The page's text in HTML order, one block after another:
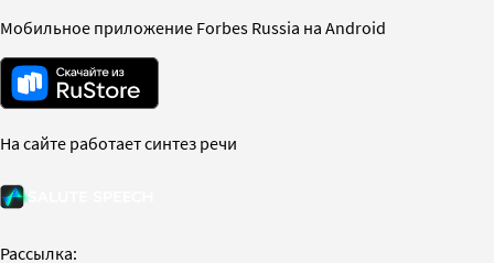
Мобильное приложение Forbes Russia на Android
На сайте работает синтез речи
Рассылка: